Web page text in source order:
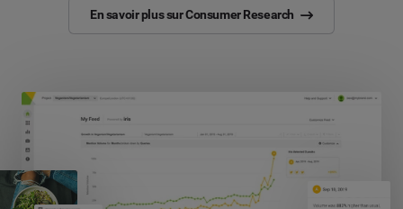
En savoir plus sur Consumer Research